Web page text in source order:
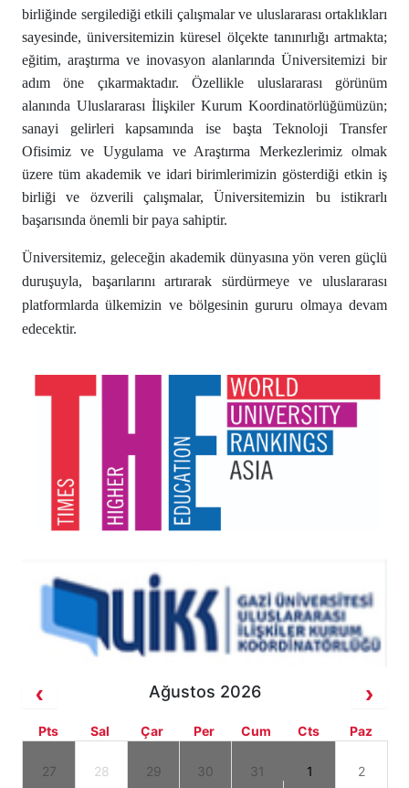
birliğinde sergilediği etkili çalışmalar ve uluslararası ortaklıkları
sayesinde, üniversitemizin küresel ölçekte tanınırlığı artmakta;
eğitim, araştırma ve inovasyon alanlarında Üniversitemizi bir
adım öne çıkarmaktadır. Özellikle uluslararası görünüm
alanında Uluslararası İlişkiler Kurum Koordinatörlüğümüzün;
sanayi gelirleri kapsamında ise başta Teknoloji Transfer
Ofisimiz ve Uygulama ve Araştırma Merkezlerimiz olmak
üzere tüm akademik ve idari birimlerimizin gösterdiği etkin iş
birliği ve özverili çalışmalar, Üniversitemizin bu istikrarlı
başarısında önemli bir paya sahiptir.
Üniversitemiz, geleceğin akademik dünyasına yön veren güçlü
duruşuyla, başarılarını artırarak sürdürmeye ve uluslararası
platformlarda ülkemizin ve bölgesinin gururu olmaya devam
edecektir.
Ağustos 2026
Pts Sal Çar Per Cum Cts Paz
27 28 29 30 31 1 2